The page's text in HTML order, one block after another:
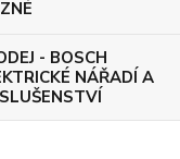
- BOSCH
NÁŘADÍ A